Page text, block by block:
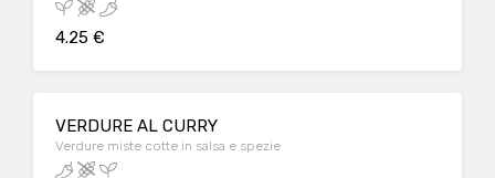
4.25 €
VERDURE AL CURRY
Verdure miste cotte in salsa e spezie